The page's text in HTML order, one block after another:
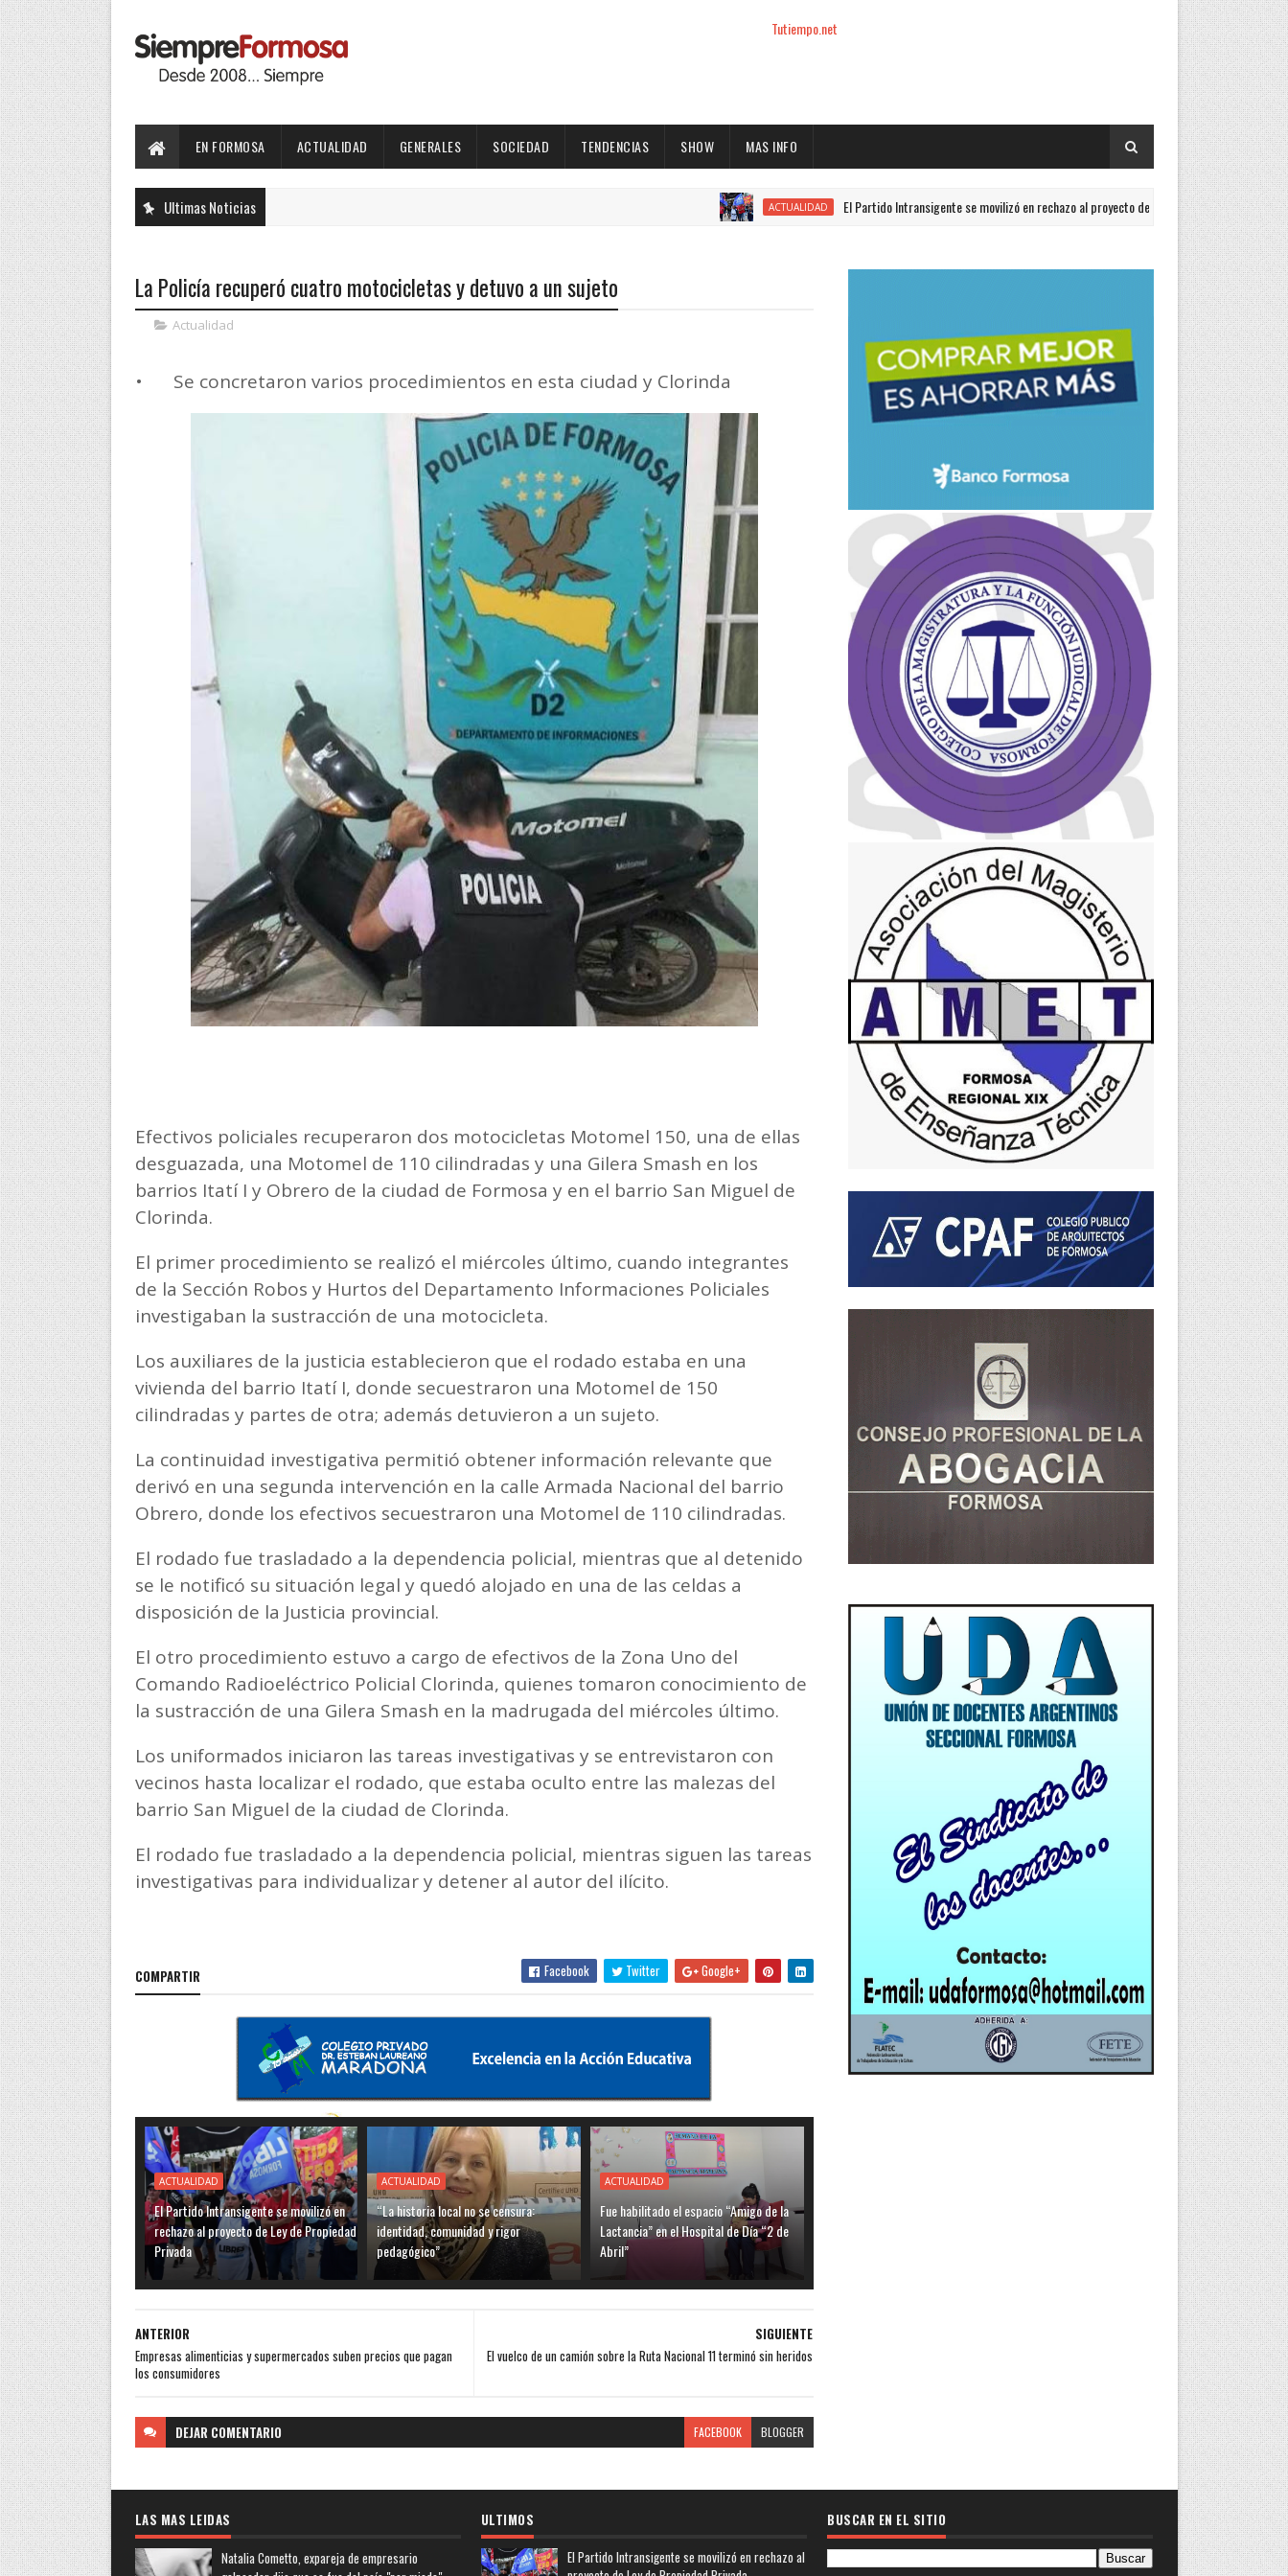
Tutiempo.net
EN FORMOSA ACTUALIDAD GENERALES SOCIEDAD TENDENCIAS SHOW MAS INFO
Ultimas Noticias ACTUALIDAD El Partido Intransigente se movilizó en rechazo al proyecto de Ley de Propiedad Privada
La Policía recuperó cuatro motocicletas y detuvo a un sujeto
Actualidad
• Se concretaron varios procedimientos en esta ciudad y Clorinda
Efectivos policiales recuperaron dos motocicletas Motomel 150, una de ellas
desguazada, una Motomel de 110 cilindradas y una Gilera Smash en los
barrios Itatí I y Obrero de la ciudad de Formosa y en el barrio San Miguel de
Clorinda.
El primer procedimiento se realizó el miércoles último, cuando integrantes
de la Sección Robos y Hurtos del Departamento Informaciones Policiales
investigaban la sustracción de una motocicleta.
Los auxiliares de la justicia establecieron que el rodado estaba en una
vivienda del barrio Itatí I, donde secuestraron una Motomel de 150
cilindradas y partes de otra; además detuvieron a un sujeto.
La continuidad investigativa permitió obtener información relevante que
derivó en una segunda intervención en la calle Armada Nacional del barrio
Obrero, donde los efectivos secuestraron una Motomel de 110 cilindradas.
El rodado fue trasladado a la dependencia policial, mientras que al detenido
se le notificó su situación legal y quedó alojado en una de las celdas a
disposición de la Justicia provincial.
El otro procedimiento estuvo a cargo de efectivos de la Zona Uno del
Comando Radioeléctrico Policial Clorinda, quienes tomaron conocimiento de
la sustracción de una Gilera Smash en la madrugada del miércoles último.
Los uniformados iniciaron las tareas investigativas y se entrevistaron con
vecinos hasta localizar el rodado, que estaba oculto entre las malezas del
barrio San Miguel de la ciudad de Clorinda.
El rodado fue trasladado a la dependencia policial, mientras siguen las tareas
investigativas para individualizar y detener al autor del ilícito.
COMPARTIR Facebook Twitter Google+
ACTUALIDAD
El Partido Intransigente se movilizó en
rechazo al proyecto de Ley de Propiedad
Privada
ACTUALIDAD
“La historia local no se censura:
identidad, comunidad y rigor
pedagógico”
ACTUALIDAD
Fue habilitado el espacio “Amigo de la
Lactancia” en el Hospital de Día “2 de
Abril”
SIGUIENTE
El vuelco de un camión sobre la Ruta Nacional 11 terminó sin heridos
ANTERIOR
Empresas alimenticias y supermercados suben precios que pagan
los consumidores
DEJAR COMENTARIO FACEBOOK BLOGGER
LAS MAS LEIDAS
Natalia Cometto, expareja de empresario
ULTIMOS
El Partido Intransigente se movilizó en rechazo al
BUSCAR EN EL SITIO